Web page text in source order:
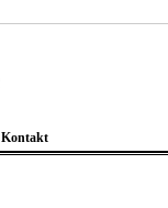
Kontakt